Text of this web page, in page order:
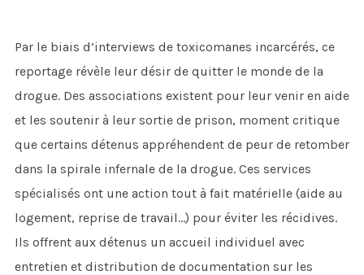
Par le biais d’interviews de toxicomanes incarcérés, ce
reportage révèle leur désir de quitter le monde de la
drogue. Des associations existent pour leur venir en aide
et les soutenir à leur sortie de prison, moment critique
que certains détenus appréhendent de peur de retomber
dans la spirale infernale de la drogue. Ces services
spécialisés ont une action tout à fait matérielle (aide au
logement, reprise de travail…) pour éviter les récidives.
Ils offrent aux détenus un accueil individuel avec
entretien et distribution de documentation sur les